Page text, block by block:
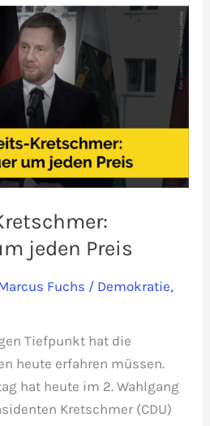
jeden Preis
Fuchs / Demokratie,
Tiefpunkt hat die
heute erfahren müssen.
hat heute im 2. Wahlgang
Kretschmer (CDU)